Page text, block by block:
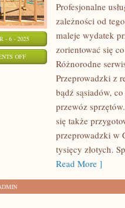
ZADZIWIA
- 6 - 2025
OFFON
APARTAMENTU,
Profesjonalne
zależności od
maleje wydatek
zorientować się
Różnorodne
Przeprowadzki z
bądź sąsiadów,
przewóz
się także
przeprowadzki w
tysięcy złotych.
Read More ]